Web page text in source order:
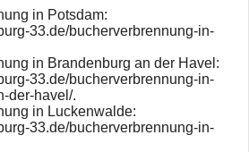
in Potsdam:
33.de/bucherverbrennung-in-
in Brandenburg an der Havel:
33.de/bucherverbrennung-in-
der-havel/.
in Luckenwalde:
33.de/bucherverbrennung-in-